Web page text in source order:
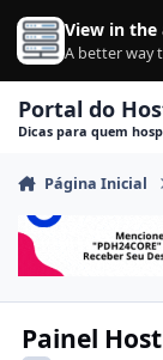
Ir para conteúdo
View in the
A better way
Portal do
Dicas para quem
Página Inicial
Painel